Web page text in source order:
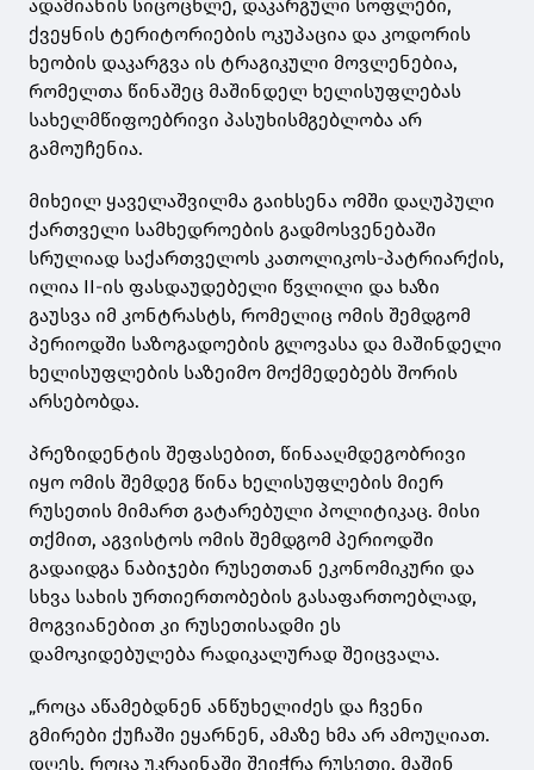
ადამიანის სიცოცხლე, დაკარგული სოფლები,
ქვეყნის ტერიტორიების ოკუპაცია და კოდორის
ხეობის დაკარგვა ის ტრაგიკული მოვლენებია,
რომელთა წინაშეც მაშინდელ ხელისუფლებას
სახელმწიფოებრივი პასუხისმგებლობა არ
გამოუჩენია.
მიხეილ ყაველაშვილმა გაიხსენა ომში დაღუპული
ქართველი სამხედროების გადმოსვენებაში
სრულიად საქართველოს კათოლიკოს-პატრიარქის,
ილია II-ის ფასდაუდებელი წვლილი და ხაზი
გაუსვა იმ კონტრასტს, რომელიც ომის შემდგომ
პერიოდში საზოგადოების გლოვასა და მაშინდელი
ხელისუფლების საზეიმო მოქმედებებს შორის
არსებობდა.
პრეზიდენტის შეფასებით, წინააღმდეგობრივი
იყო ომის შემდეგ წინა ხელისუფლების მიერ
რუსეთის მიმართ გატარებული პოლიტიკაც. მისი
თქმით, აგვისტოს ომის შემდგომ პერიოდში
გადაიდგა ნაბიჯები რუსეთთან ეკონომიკური და
სხვა სახის ურთიერთობების გასაფართოებლად,
მოგვიანებით კი რუსეთისადმი ეს
დამოკიდებულება რადიკალურად შეიცვალა.
„როცა აწამებდნენ ანწუხელიძეს და ჩვენი
გმირები ქუჩაში ეყარნენ, ამაზე ხმა არ ამოუღიათ.
დღეს, როცა უკრაინაში შეიჭრა რუსეთი, მაშინ